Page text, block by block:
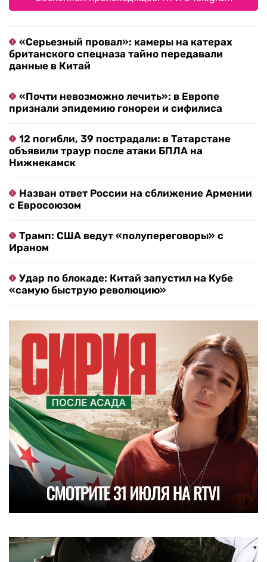
«Серьезный провал»: камеры на катерах
британского спецназа тайно передавали
данные в Китай
«Почти невозможно лечить»: в Европе
признали эпидемию гонореи и сифилиса
12 погибли, 39 пострадали: в Татарстане
объявили траур после атаки БПЛА на
Нижнекамск
Назван ответ России на сближение Армении
с Евросоюзом
Трамп: США ведут «полупереговоры» с
Ираном
Удар по блокаде: Китай запустил на Кубе
«самую быструю революцию»